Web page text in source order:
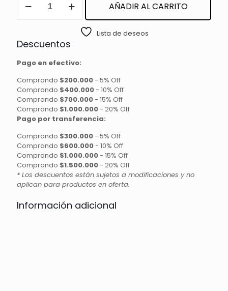
AÑADIR AL CARRITO
Lista de deseos
Descuentos
Pago en efectivo:
Comprando $200.000- 5% Off
Comprando $400.000- 10% Off
Comprando $700.000- 15% Off
Comprando $1.000.000- 20% Off
Pago por transferencia:
Comprando $300.000- 5% Off
Comprando $600.000- 10% Off
Comprando $1.000.000- 15% Off
Comprando $1.500.000- 20% Off
* Los descuentos están sujetos a modificaciones y no
aplican para productos en oferta.
Información adicional